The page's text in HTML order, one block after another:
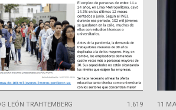
LEÓN TRAHTEMBERG 1.619 11